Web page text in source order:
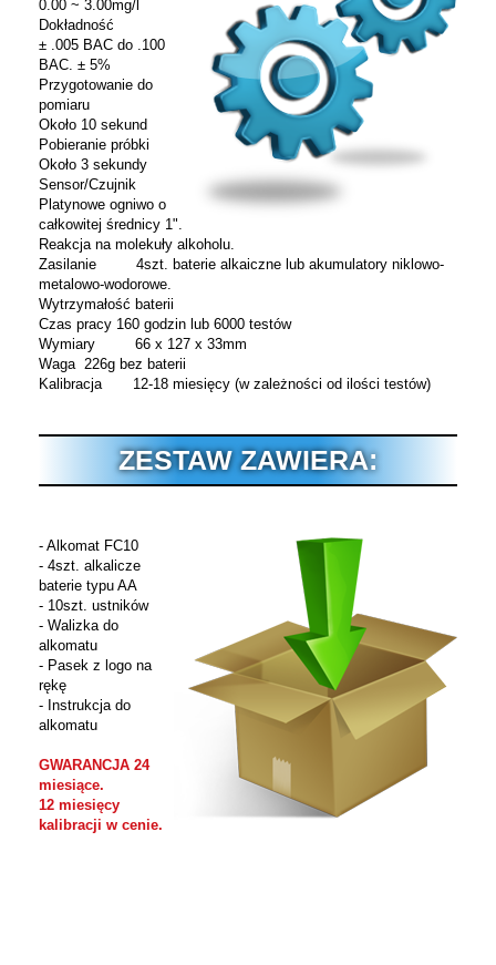
0.00 ~ 3.00mg/l
Dokładność
± .005 BAC do .100
BAC. ± 5%
Przygotowanie do
pomiaru
Około 10 sekund
Pobieranie próbki
Około 3 sekundy
Sensor/Czujnik
Platynowe ogniwo o
całkowitej średnicy 1".
Reakcja na molekuły alkoholu.
Zasilanie 4szt. baterie alkaiczne lub akumulatory niklowo-
metalowo-wodorowe.
Wytrzymałość baterii
Czas pracy 160 godzin lub 6000 testów
Wymiary 66 x 127 x 33mm
Waga 226g bez baterii
Kalibracja 12-18 miesięcy (w zależności od ilości testów)
ZESTAW ZAWIERA:
- Alkomat FC10
- 4szt. alkalicze
baterie typu AA
- 10szt. ustników
- Walizka do
alkomatu
- Pasek z logo na
rękę
- Instrukcja do
alkomatu
GWARANCJA 24
miesiące.
12 miesięcy
kalibracji w cenie.